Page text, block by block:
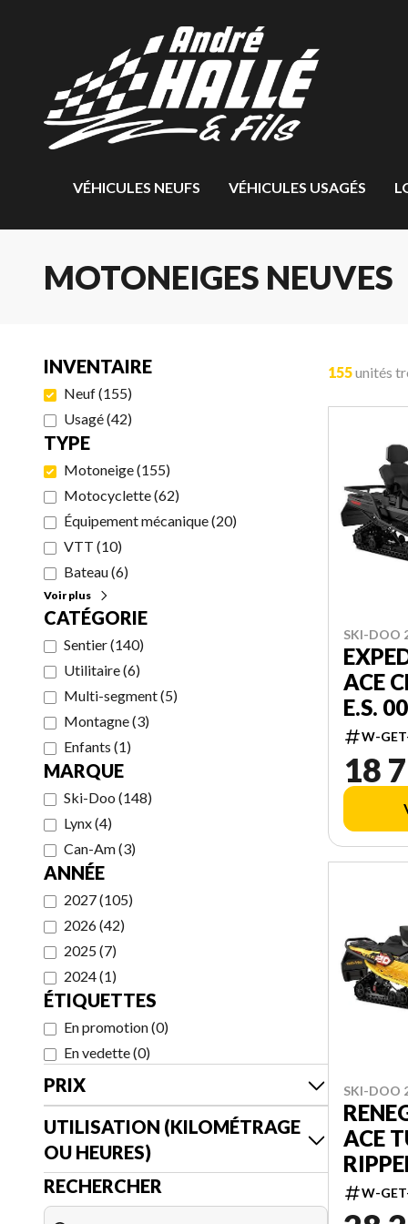
VÉHICULES NEUFS VÉHICULES USAGÉS
MOTONEIGES NEUVES
INVENTAIRE
Neuf(155)
Usagé(42)
TYPE
Motoneige(155)
Motocyclette(62)
Équipement mécanique(20)
VTT (10)
Bateau(6)
Voir plus
CATÉGORIE
Sentier(140)
Utilitaire(6)
Multi-segment(5)
Montagne(3)
Enfants (1)
MARQUE
Ski-Doo (148)
Lynx(4)
Can-Am(3)
ANNÉE
2027(105)
2026(42)
2025(7)
2024(1)
ÉTIQUETTES
En promotion(0)
En vedette(0)
PRIX
UTILISATION (KILOMÉTRAGE
OU HEURES)
RECHERCHER
155unités
SKI-DOO
ACE
E.S.
W-
18
SKI-DOO
ACE
10.25''
W-